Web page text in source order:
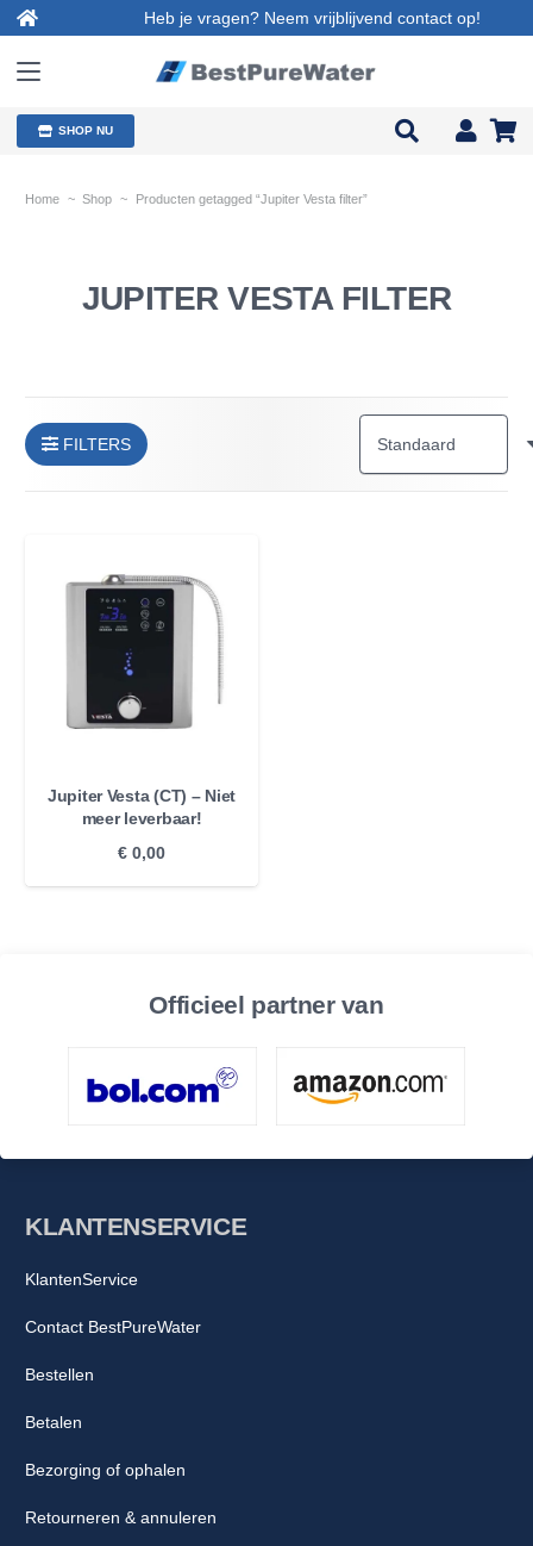
Heb je vragen? Neem vrijblijvend contact op!
SHOP NU
Home ~ Shop ~ Producten getagged “Jupiter Vesta filter”
JUPITER VESTA FILTER
FILTERS
Jupiter Vesta (CT) – Niet
meer leverbaar!
€ 0,00
Officieel partner van
KLANTENSERVICE
KlantenService
Contact BestPureWater
Bestellen
Betalen
Bezorging of ophalen
Retourneren & annuleren